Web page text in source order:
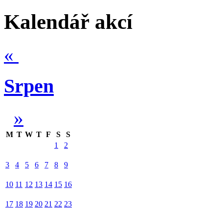
Kalendář akcí
«
Srpen
»
M T W T F S
S
1
2
3 4 5 6 7 8 9
10 11 12 13 14 15 16
17 18 19 20 21 22 23